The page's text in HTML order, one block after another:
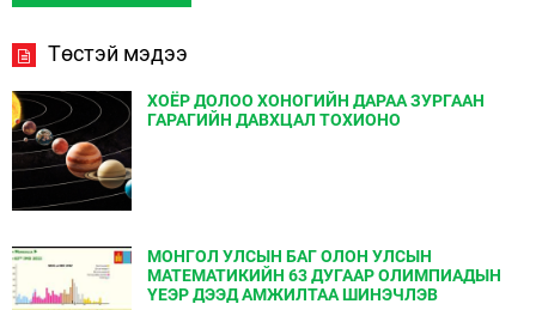
Төстэй мэдээ
ХОЁР ДОЛОО ХОНОГИЙН ДАРАА ЗУРГААН
ГАРАГИЙН ДАВХЦАЛ ТОХИОНО
МОНГОЛ УЛСЫН БАГ ОЛОН УЛСЫН
МАТЕМАТИКИЙН 63 ДУГААР ОЛИМПИАДЫН
ҮЕЭР ДЭЭД АМЖИЛТАА ШИНЭЧЛЭВ